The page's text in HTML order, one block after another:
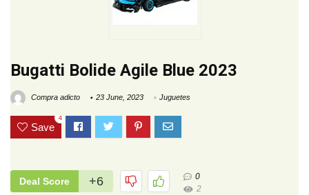
Bugatti Bolide Agile Blue 2023
Compra adicto 23 June, 2023 Juguetes
Save
4
Deal Score +6
0
2